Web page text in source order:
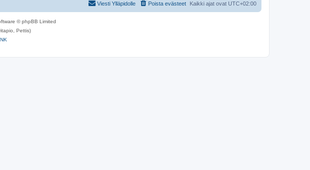
Kaikki ajat ovat UTC+02:00
Poista evästeet
Viesti Ylläpidolle
© phpBB Limited
Pettis)